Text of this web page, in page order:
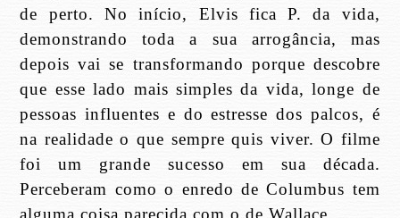
de perto. No início, Elvis fica P. da vida,
demonstrando toda a sua arrogância, mas
depois vai se transformando porque descobre
que esse lado mais simples da vida, longe de
pessoas influentes e do estresse dos palcos, é
na realidade o que sempre quis viver. O filme
foi um grande sucesso em sua década.
Perceberam como o enredo de Columbus tem